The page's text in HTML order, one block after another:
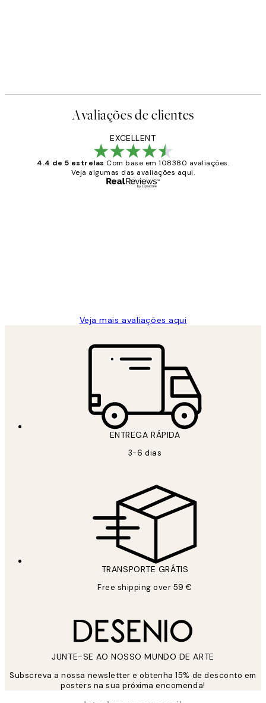
Avaliações de clientes
EXCELLENT
4.4 de 5 estrelas Com base em 108380 avaliações.
Veja algumas das avaliações aqui.
Veja mais avaliações aqui
ENTREGA RÁPIDA
3-6 dias
TRANSPORTE GRÁTIS
Free shipping over 59 €
JUNTE-SE AO NOSSO MUNDO DE ARTE
Subscreva a nossa newsletter e obtenha 15% de desconto em
posters na sua próxima encomenda!